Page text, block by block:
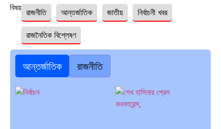
বিষয়ঃ রাজনীতি আন্তর্জাতিক জাতীয় নির্বাচনী খবর
রাজনৈতিক বিশ্লেষণ
আন্তর্জাতিক রাজনীতি